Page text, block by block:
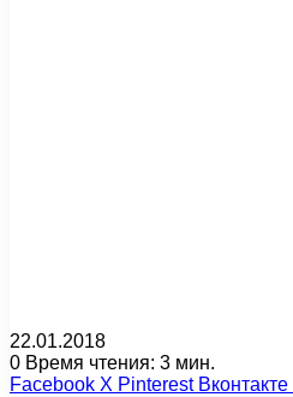
22.01.2018
0 Время чтения: 3 мин.
Facebook X Pinterest Вконтакте